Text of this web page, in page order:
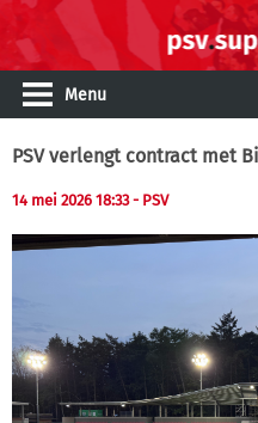
Menu
PSV verlengt contract met
14 mei 2026 18:33 - PSV